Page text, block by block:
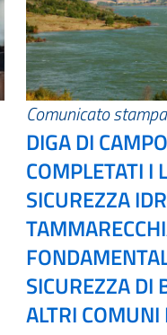
Comunicato
DIGA DI
COMPLETATI I
SICUREZZA
SICUREZZA DI
ALTRI COMUNI